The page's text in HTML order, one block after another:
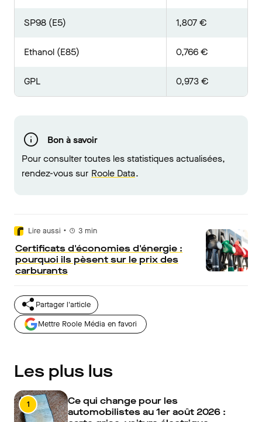
SP98 (E5) 1,807 €
Ethanol (E85) 0,766 €
GPL 0,973 €
Bon à savoir
Pour consulter toutes les statistiques actualisées,
rendez-vous sur Roole Data.
Lire aussi • 3 min
Certificats d'économies d'énergie :
pourquoi ils pèsent sur le prix des
carburants
Partager l'article
Mettre Roole Média en favori
Les plus lus
1
Ce qui change pour les
automobilistes au 1er août 2026 :